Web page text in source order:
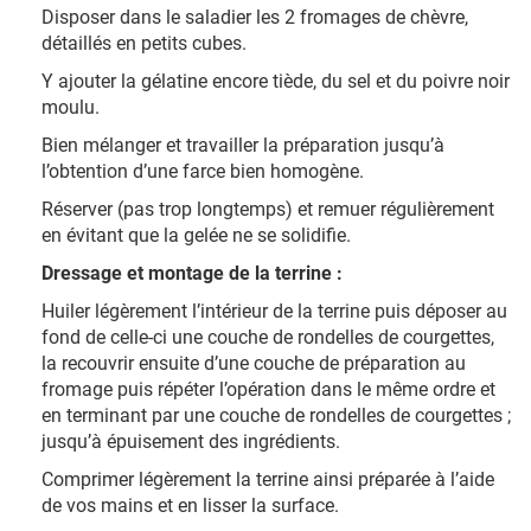
Disposer dans le saladier les 2 fromages de chèvre,
détaillés en petits cubes.
Y ajouter la gélatine encore tiède, du sel et du poivre noir
moulu.
Bien mélanger et travailler la préparation jusqu’à
l’obtention d’une farce bien homogène.
Réserver (pas trop longtemps) et remuer régulièrement
en évitant que la gelée ne se solidifie.
Dressage et montage de la terrine :
Huiler légèrement l’intérieur de la terrine puis déposer au
fond de celle-ci une couche de rondelles de courgettes,
la recouvrir ensuite d’une couche de préparation au
fromage puis répéter l’opération dans le même ordre et
en terminant par une couche de rondelles de courgettes ;
jusqu’à épuisement des ingrédients.
Comprimer légèrement la terrine ainsi préparée à l’aide
de vos mains et en lisser la surface.